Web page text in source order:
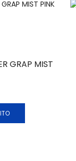
GRAP MIST